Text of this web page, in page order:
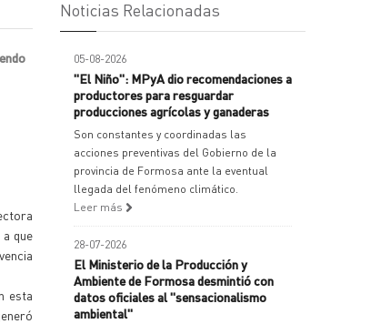
que
esta
Noticias Relacionadas
05-08-2026
"El Niño": MPyA dio recomendaciones a
productores para resguardar
producciones agrícolas y ganaderas
Son constantes y coordinadas las
acciones preventivas del Gobierno de la
provincia de Formosa ante la eventual
llegada del fenómeno climático.
Leer más
28-07-2026
El Ministerio de la Producción y
Ambiente de Formosa desmintió con
datos oficiales al "sensacionalismo
ambiental"